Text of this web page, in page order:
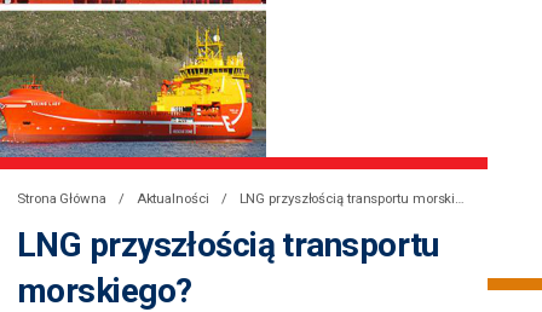
Strona Główna Aktualności LNG przyszłością transportu morskiego?
LNG przyszłością transportu
morskiego?